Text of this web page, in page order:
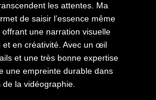
les attentes. Ma
de saisir l’essence même
une narration visuelle
et en créativité. Avec un œil
et une très bonne expertise
une empreinte durable dans
de la vidéographie.